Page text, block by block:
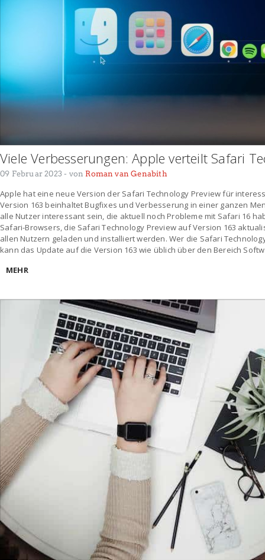
Viele Verbesserungen: Apple verteilt Safari
09 Februar 2023 - von Roman van Genabith
Apple hat eine neue Version der Safari Technology Preview für
Version 163 beinhaltet Bugfixes und Verbesserung in einer ganzen
alle Nutzer interessant sein, die aktuell noch Probleme mit Safari 16
Safari-Browsers, die Safari Technology Preview auf Version 163
allen Nutzern geladen und installiert werden. Wer die Safari
kann das Update auf die Version 163 wie üblich über den Bereich
MEHR